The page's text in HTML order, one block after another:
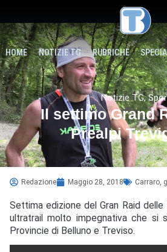
HOME NOTIZIE TG RUBRICHE
Notizie TG,
Il settimo Grand
Prealpi
Redazione Maggio 28, 2018 Carraro
Settima edizione del Gran Raid delle
ultratrail molto impegnativa che si
Provincie di Belluno e Treviso.